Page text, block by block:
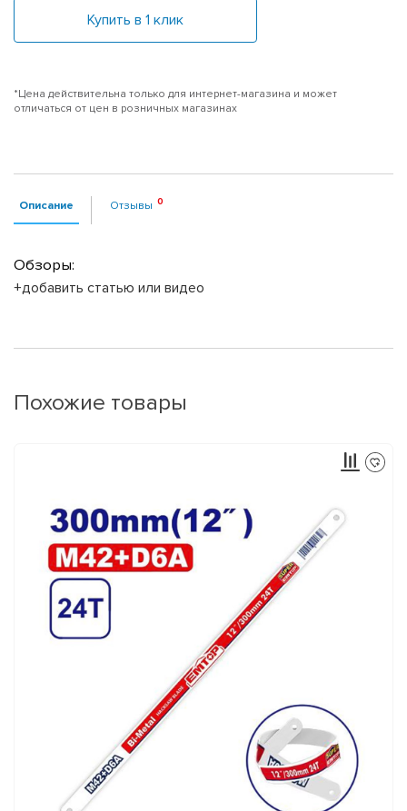
Купить в 1 клик
*Цена действительна только для интернет-магазина и может
отличаться от цен в розничных магазинах
Описание Отзывы
Обзоры:
+добавить статью или видео
Похожие товары